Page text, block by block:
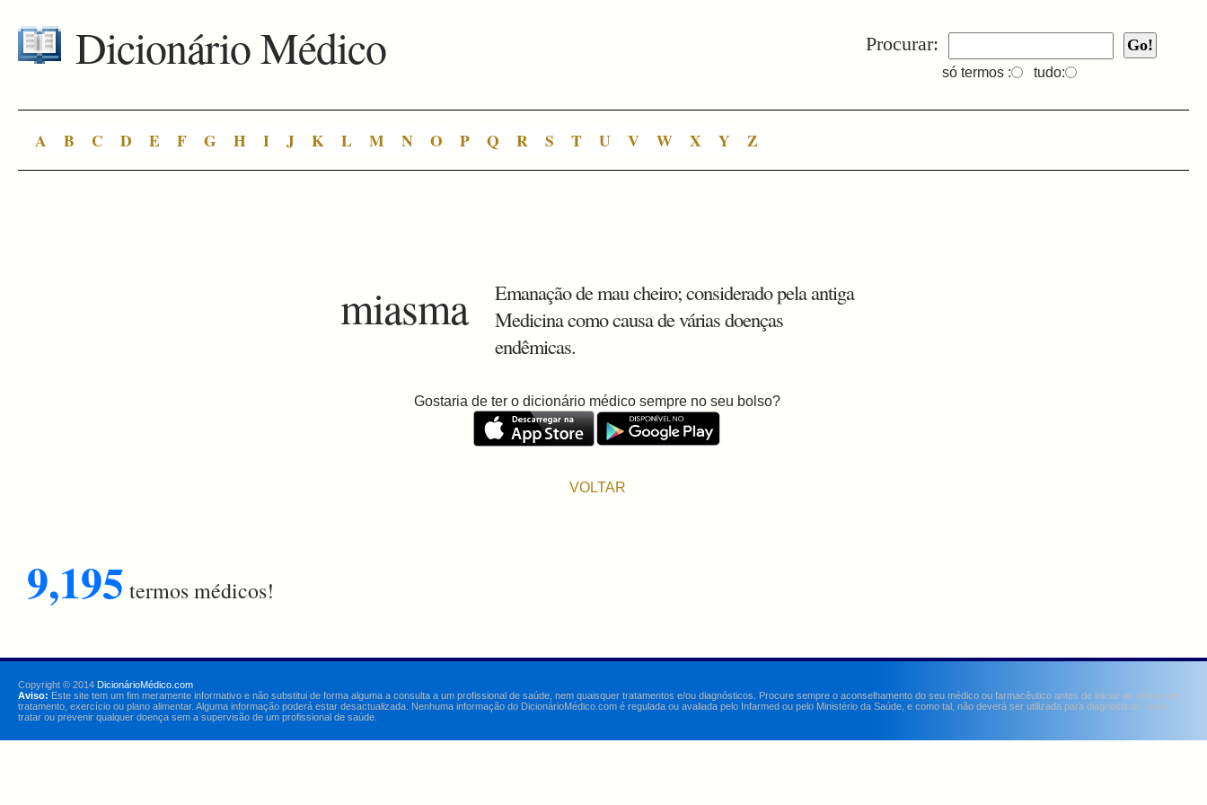
Procurar:
só termos : tudo:
Dicionário Médico
A B C D E F G H I J K L M N O P Q R S T U V W X Y Z
miasma
Emanação de mau cheiro; considerado pela antiga
Medicina como causa de várias doenças
endêmicas.
Gostaria de ter o dicionário médico sempre no seu bolso?
VOLTAR
9,195 termos médicos!
Copyright © 2014 DicionárioMédico.com
Aviso: Este site tem um fim meramente informativo e não substitui de forma alguma a consulta a um profissional de saúde, nem quaisquer tratamentos e/ou diagnósticos. Procure sempre o aconselhamento do seu médico ou farmacêutico antes de iniciar ou alterar um
tratamento, exercício ou plano alimentar. Alguma informação poderá estar desactualizada. Nenhuma informação do DicionárioMédico.com é regulada ou avaliada pelo Infarmed ou pelo Ministério da Saúde, e como tal, não deverá ser utilizada para diagnosticar, curar,
tratar ou prevenir qualquer doença sem a supervisão de um profissional de saúde.